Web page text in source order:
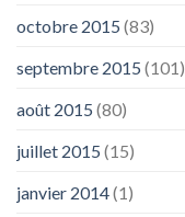
octobre 2015 (83)
septembre 2015 (101)
août 2015 (80)
juillet 2015 (15)
janvier 2014(1)